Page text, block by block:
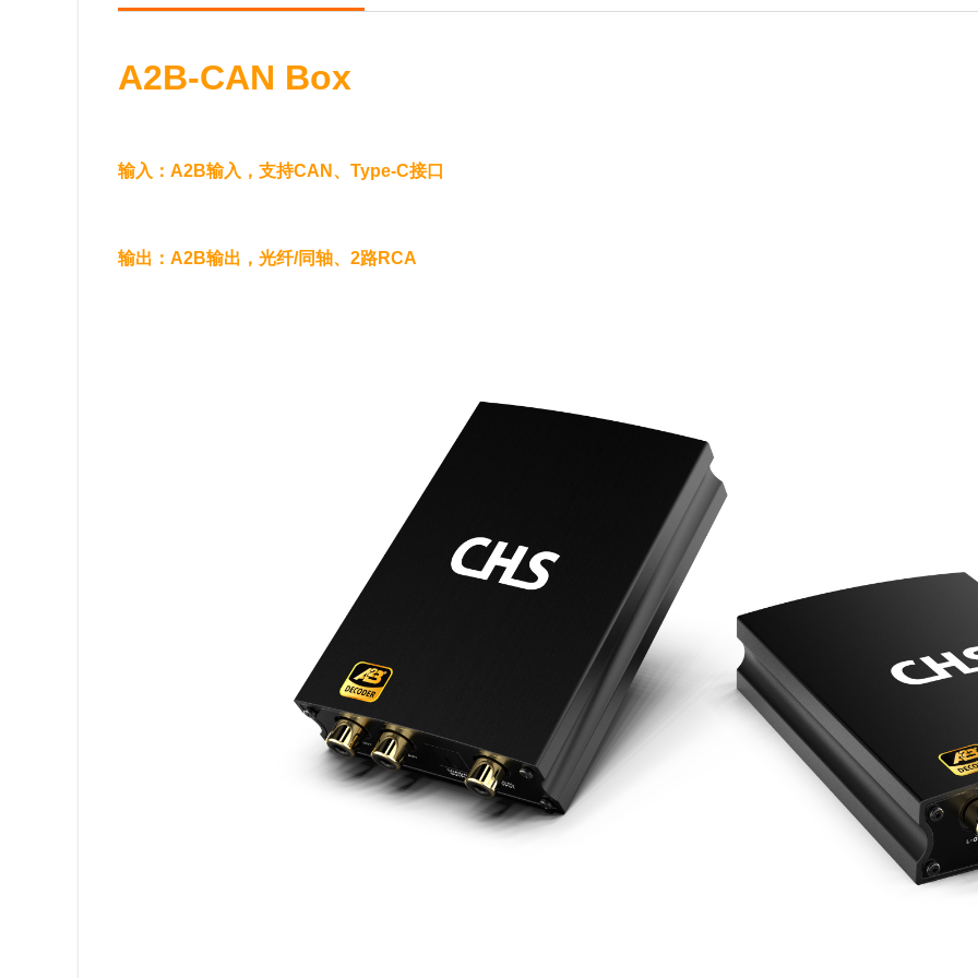
A2B-CAN Box
输入：A2B输入，支持CAN、Type-C接口
输出：A2B输出，光纤/同轴、2路RCA